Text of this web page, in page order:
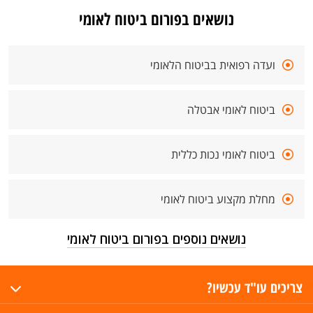
נושאים בפורום ביטוח לאומי
ועדה רפואית בביטוח הלאומי
ביטוח לאומי אבטלה
ביטוח לאומי נכות כללית
מחלת מקצוע ביטוח לאומי
נושאים נוספים בפורום ביטוח לאומי
צריכים עו"ד עכשיו?